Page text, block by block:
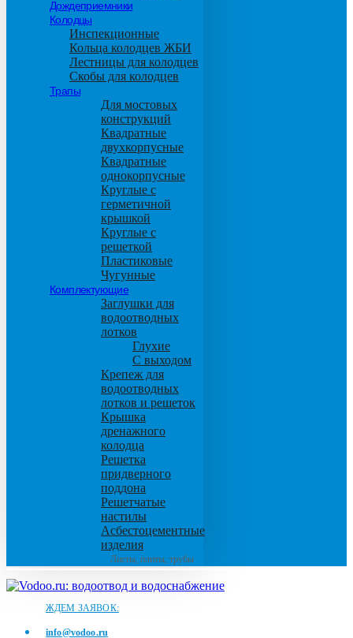
Дождеприемники
Колодцы
Инспекционные
Кольца колодцев ЖБИ
Лестницы для колодцев
Скобы для колодцев
Трапы
Для мостовых
конструкций
Квадратные
двухкорпусные
Квадратные
однокорпусные
Круглые с
герметичной
крышкой
Круглые с
решеткой
Пластиковые
Чугунные
Комплектующие
Заглушки для
водоотводных
лотков
Глухие
С выходом
Крепеж для
водоотводных
лотков и решеток
Крышка
дренажного
колодца
Решетка
придверного
поддона
Решетчатые
настилы
Асбестоцементные
изделия
Листы, плиты, трубы
ЖДЕМ ЗАЯВОК:
info@vodoo.ru